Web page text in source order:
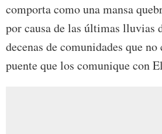
comporta como una mansa
por causa de las últimas lluvias
decenas de comunidades que
puente que los comunique con